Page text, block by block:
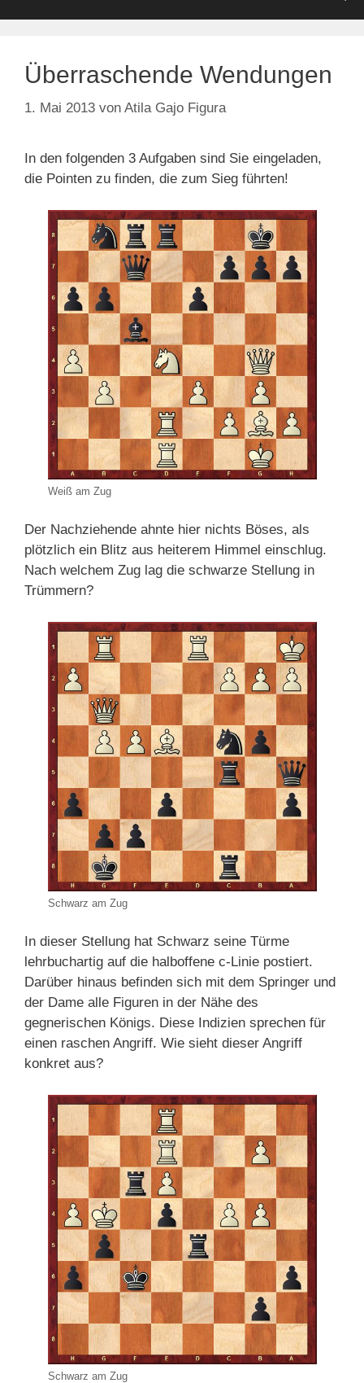
Überraschende Wendungen
1. Mai 2013 von Atila Gajo Figura
In den folgenden 3 Aufgaben sind Sie eingeladen,
die Pointen zu finden, die zum Sieg führten!
Weiß am Zug
Der Nachziehende ahnte hier nichts Böses, als
plötzlich ein Blitz aus heiterem Himmel einschlug.
Nach welchem Zug lag die schwarze Stellung in
Trümmern?
Schwarz am Zug
In dieser Stellung hat Schwarz seine Türme
lehrbuchartig auf die halboffene c-Linie postiert.
Darüber hinaus befinden sich mit dem Springer und
der Dame alle Figuren in der Nähe des
gegnerischen Königs. Diese Indizien sprechen für
einen raschen Angriff. Wie sieht dieser Angriff
konkret aus?
Schwarz am Zug